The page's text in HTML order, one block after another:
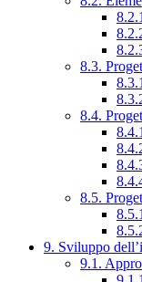
8.3.
8.4.
8.5.
9. Sviluppo
9.1.